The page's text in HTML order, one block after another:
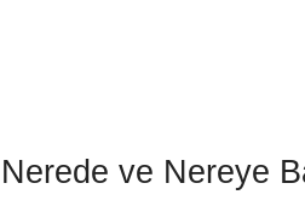
ve Nereye